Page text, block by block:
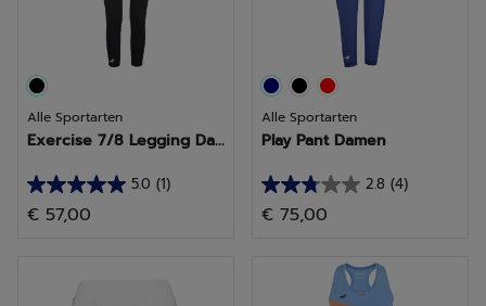
Alle Sportarten
Exercise 7/8 Legging Da...
5.0 (1)
5.0
von
€ 57,00
Alle Sportarten
Play Pant Damen
2.8 (4)
2.8
von
€ 75,00